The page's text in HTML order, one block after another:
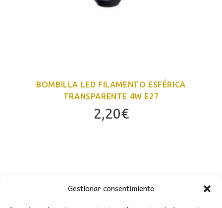
Gestionar consentimiento
BOMBILLA LED FILAMENTO ESFÉRICA
TRANSPARENTE 4W E27
2,20€